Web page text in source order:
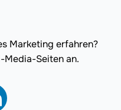
Marketing erfahren?
Media-Seiten an.